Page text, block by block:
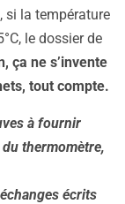
si la température
le dossier de
ça ne s’invente
tout compte.
à fournir
thermomètre,
écrits